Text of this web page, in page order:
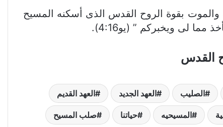
والموت بقوة الروح القدس الذى أسكنه المسيح
لى ويخبركم ” (يو4:16).
القدس
الصليب العهد الجديد العهد القديم
المسيحيه حياتنا صلب المسيح